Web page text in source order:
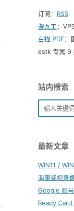
订阅： RSS
搬瓦工：
白描 PDF：
estk 专属 9
站内搜索
最新文章
海康威视录
Google 账
Ready